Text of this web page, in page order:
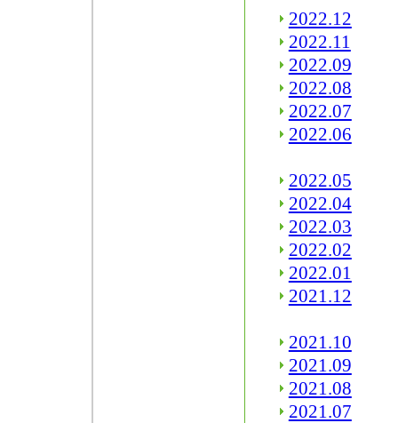
2022.12
2022.11
2022.09
2022.08
2022.07
2022.06
2022.05
2022.04
2022.03
2022.02
2022.01
2021.12
2021.10
2021.09
2021.08
2021.07